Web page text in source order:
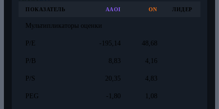
ПОКАЗАТЕЛЬ AAOI ON ЛИДЕР
Мультипликаторы оценки
P/E -195,14 48,68
P/B 8,83 4,16
P/S 20,35 4,83
PEG -1,80 1,08